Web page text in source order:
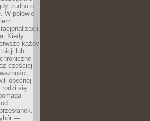
trudno o
W połowie
Kiedy
każdy
lub
częściej
obecnej
rodzi się
—